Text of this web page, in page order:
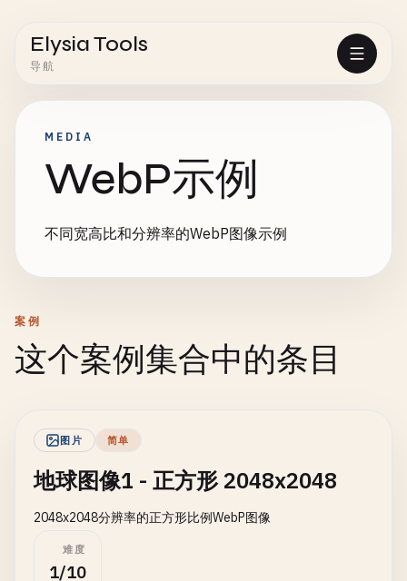
Elysia Tools
导航
MEDIA
WebP示例
不同宽高比和分辨率的WebP图像示例
案例
这个案例集合中的条目
图片 简单
地球图像1 - 正方形 2048x2048
2048x2048分辨率的正方形比例WebP图像
难度
1/10